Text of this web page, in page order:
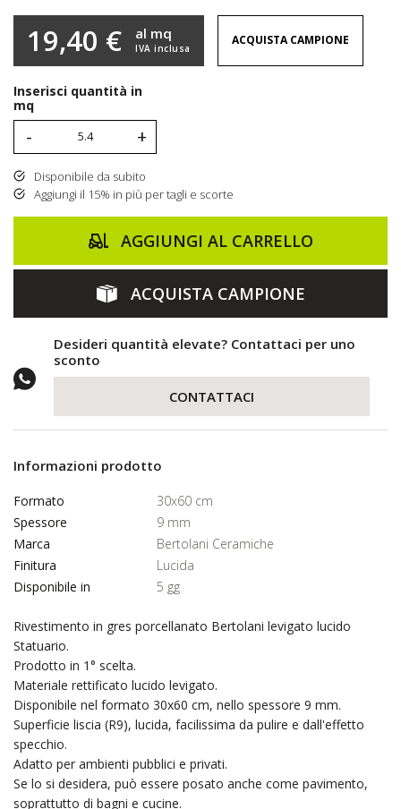
19,40 € IVA inclusa
al mq ACQUISTA CAMPIONE
Inserisci quantità in
mq
- +
Disponibile da subito
Aggiungi il 15% in più per tagli e scorte
AGGIUNGI AL CARRELLO
ACQUISTA CAMPIONE
Desideri quantità elevate? Contattaci per uno
sconto
CONTATTACI
Informazioni prodotto
Formato
30x60 cm
Spessore
9 mm
Marca
Bertolani Ceramiche
Finitura
Lucida
Disponibile in
5 gg
Rivestimento in gres porcellanato Bertolani levigato lucido
Statuario.
Prodotto in 1° scelta.
Materiale rettificato lucido levigato.
Disponibile nel formato 30x60 cm, nello spessore 9 mm.
Superficie liscia (R9), lucida, facilissima da pulire e dall'effetto
specchio.
Adatto per ambienti pubblici e privati.
Se lo si desidera, può essere posato anche come pavimento,
soprattutto di bagni e cucine.